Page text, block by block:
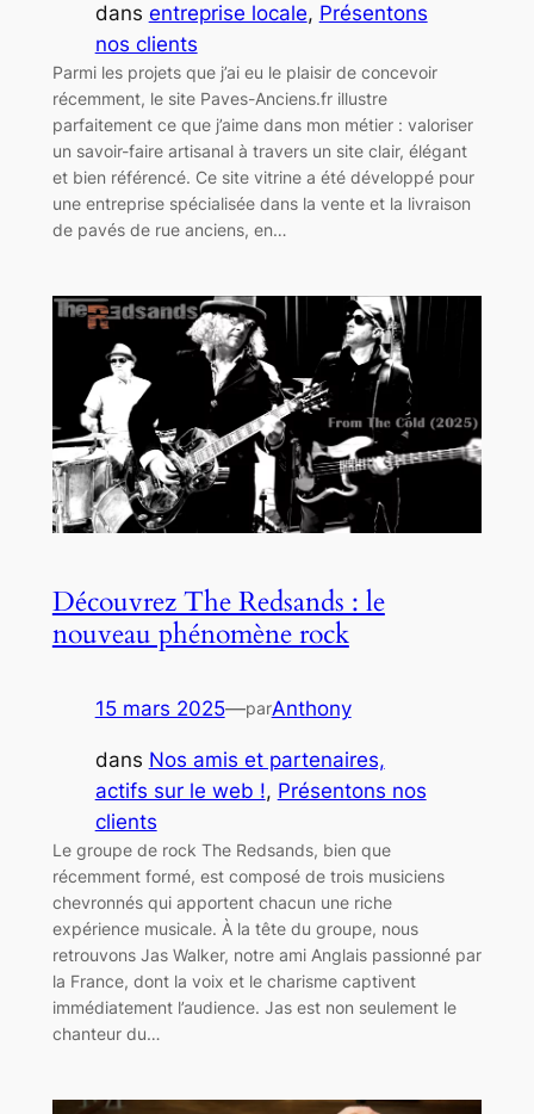
dans entreprise locale, Présentons
nos clients
Parmi les projets que j’ai eu le plaisir de concevoir
récemment, le site Paves-Anciens.fr illustre
parfaitement ce que j’aime dans mon métier : valoriser
un savoir-faire artisanal à travers un site clair, élégant
et bien référencé. Ce site vitrine a été développé pour
une entreprise spécialisée dans la vente et la livraison
de pavés de rue anciens, en…
Découvrez The Redsands : le
nouveau phénomène rock
15 mars 2025—parAnthony
dans Nos amis et partenaires,
actifs sur le web !, Présentons nos
clients
Le groupe de rock The Redsands, bien que
récemment formé, est composé de trois musiciens
chevronnés qui apportent chacun une riche
expérience musicale. À la tête du groupe, nous
retrouvons Jas Walker, notre ami Anglais passionné par
la France, dont la voix et le charisme captivent
immédiatement l’audience. Jas est non seulement le
chanteur du…